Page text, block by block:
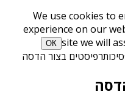
We use cookies to
experience on our
site we will
ОК
בצור הדסה